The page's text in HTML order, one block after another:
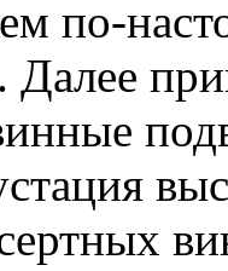
по-
Далее